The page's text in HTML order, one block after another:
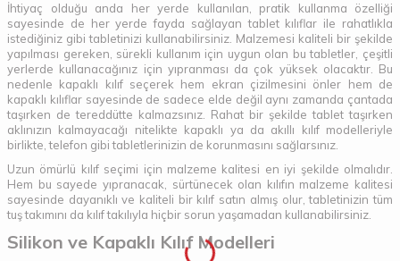
İhtiyaç olduğu anda her yerde kullanılan, pratik kullanma özelliği
sayesinde de her yerde fayda sağlayan tablet kılıflar ile rahatlıkla
istediğiniz gibi tabletinizi kullanabilirsiniz. Malzemesi kaliteli bir şekilde
yapılması gereken, sürekli kullanım için uygun olan bu tabletler, çeşitli
yerlerde kullanacağınız için yıpranması da çok yüksek olacaktır. Bu
nedenle kapaklı kılıf seçerek hem ekran çizilmesini önler hem de
kapaklı kılıflar sayesinde de sadece elde değil aynı zamanda çantada
taşırken de tereddütte kalmazsınız. Rahat bir şekilde tablet taşırken
aklınızın kalmayacağı nitelikte kapaklı ya da akıllı kılıf modelleriyle
birlikte, telefon gibi tabletlerinizin de korunmasını sağlarsınız.
Uzun ömürlü kılıf seçimi için malzeme kalitesi en iyi şekilde olmalıdır.
Hem bu sayede yıpranacak, sürtünecek olan kılıfın malzeme kalitesi
sayesinde dayanıklı ve kaliteli bir kılıf satın almış olur, tabletinizin tüm
tuş takımını da kılıf takılıyla hiçbir sorun yaşamadan kullanabilirsiniz.
Silikon ve Kapaklı Kılıf Modelleri